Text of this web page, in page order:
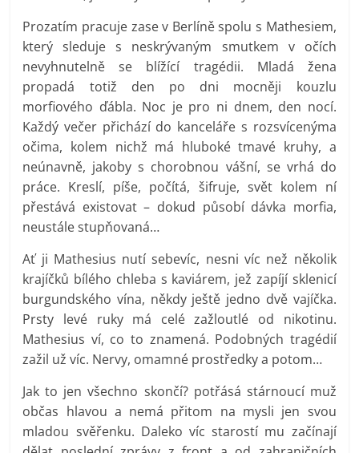
Prozatím pracuje zase v Berlíně spolu s Mathesiem,
který sleduje s neskrývaným smutkem v očích
nevyhnutelně se blížící tragédii. Mladá žena
propadá totiž den po dni mocněji kouzlu
morfiového ďábla. Noc je pro ni dnem, den nocí.
Každý večer přichází do kanceláře s rozsvícenýma
očima, kolem nichž má hluboké tmavé kruhy, a
neúnavně, jakoby s chorobnou vášní, se vrhá do
práce. Kreslí, píše, počítá, šifruje, svět kolem ní
přestává existovat – dokud působí dávka morfia,
neustále stupňovaná…
Ať ji Mathesius nutí sebevíc, nesni víc než několik
krajíčků bílého chleba s kaviárem, jež zapíjí sklenicí
burgundského vína, někdy ještě jedno dvě vajíčka.
Prsty levé ruky má celé zažloutlé od nikotinu.
Mathesius ví, co to znamená. Podobných tragédií
zažil už víc. Nervy, omamné prostředky a potom…
Jak to jen všechno skončí? potřásá stárnoucí muž
občas hlavou a nemá přitom na mysli jen svou
mladou svěřenku. Daleko víc starostí mu začínají